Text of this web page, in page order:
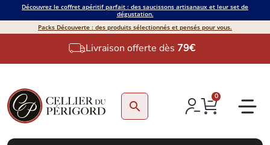
Découvrez le coffret apéritif parfait : des saucissons artisanaux et leur set de
dégustation.
Packs Découverte : des produits sélectionnés et pensés pour vous.
Livraison offerte dès 79€
search
0